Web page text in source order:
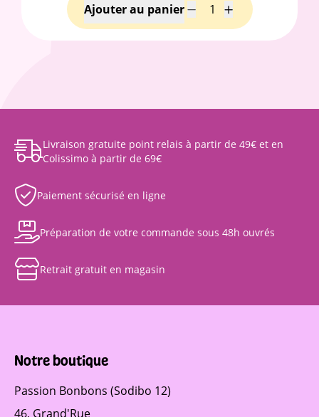
Livraison gratuite point relais à partir de 49€ et en
Colissimo à partir de 69€
Paiement sécurisé en ligne
Préparation de votre commande sous 48h ouvrés
Retrait gratuit en magasin
Notre boutique
Passion Bonbons (Sodibo 12)
46, Grand'Rue